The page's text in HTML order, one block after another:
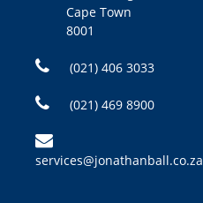
Cape Town
8001
(021) 406 3033
(021) 469 8900
services@jonathanball.co.za